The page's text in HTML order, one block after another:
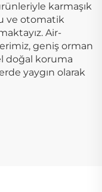
karmaşık
ve otomatik
Air-
geniş orman
doğal koruma
yaygın olarak